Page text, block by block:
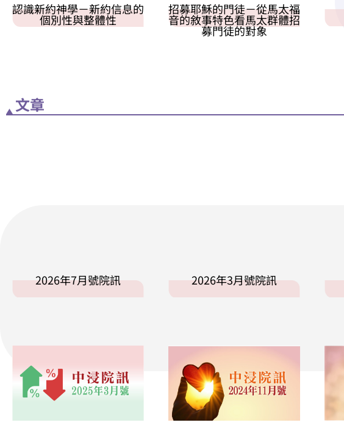
認識新約神學－新約信息的
個別性與整體性
招募耶穌的門徒－從馬太福
音的敘事特色看馬太群體招
募門徒的對象
文章
2026年7月號院訊 2026年3月號院訊